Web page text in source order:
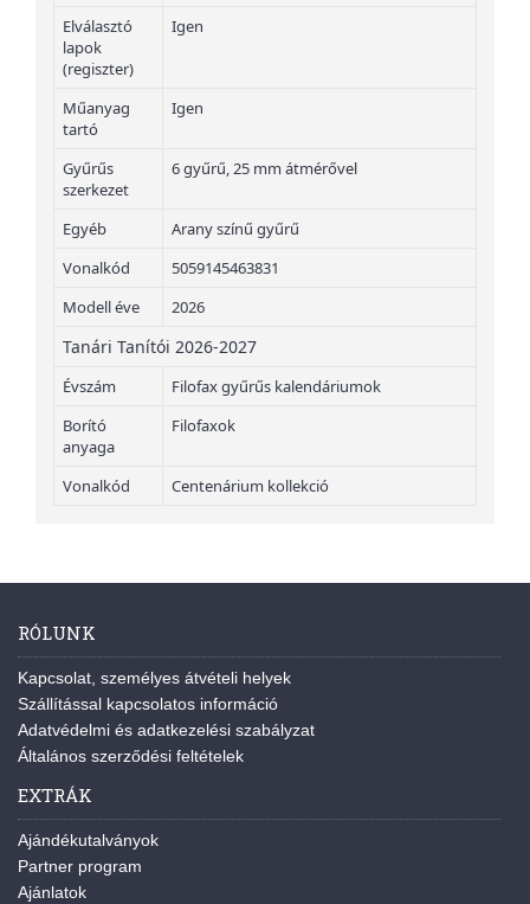
Elválasztó
lapok
(regiszter)
Igen
Műanyag
tartó
Igen
Gyűrűs
szerkezet
6 gyűrű, 25 mm átmérővel
Egyéb
Arany színű gyűrű
Vonalkód
5059145463831
Modell éve
2026
Tanári Tanítói 2026-2027
Évszám
Filofax gyűrűs kalendáriumok
Borító
anyaga
Filofaxok
Vonalkód Centenárium kollekció
RÓLUNK
Kapcsolat, személyes átvételi helyek
Szállítással kapcsolatos információ
Adatvédelmi és adatkezelési szabályzat
Általános szerződési feltételek
EXTRÁK
Ajándékutalványok
Partner program
Ajánlatok